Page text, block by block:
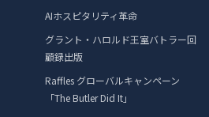
AIホスピタリティ革命
グラント・ハロルド王室バトラー回
顧録出版
Raffles グローバルキャンペーン
「The Butler Did It」